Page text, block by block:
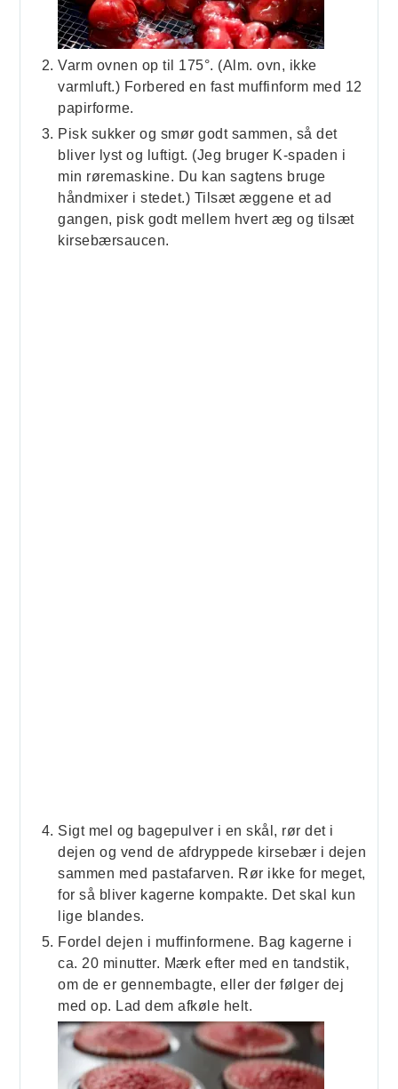
Varm ovnen op til 175°. (Alm. ovn, ikke
varmluft.) Forbered en fast muffinform med 12
papirforme.
Pisk sukker og smør godt sammen, så det
bliver lyst og luftigt. (Jeg bruger K-spaden i
min røremaskine. Du kan sagtens bruge
håndmixer i stedet.) Tilsæt æggene et ad
gangen, pisk godt mellem hvert æg og tilsæt
kirsebærsaucen.
Sigt mel og bagepulver i en skål, rør det i
dejen og vend de afdryppede kirsebær i dejen
sammen med pastafarven. Rør ikke for meget,
for så bliver kagerne kompakte. Det skal kun
lige blandes.
Fordel dejen i muffinformene. Bag kagerne i
ca. 20 minutter. Mærk efter med en tandstik,
om de er gennembagte, eller der følger dej
med op. Lad dem afkøle helt.